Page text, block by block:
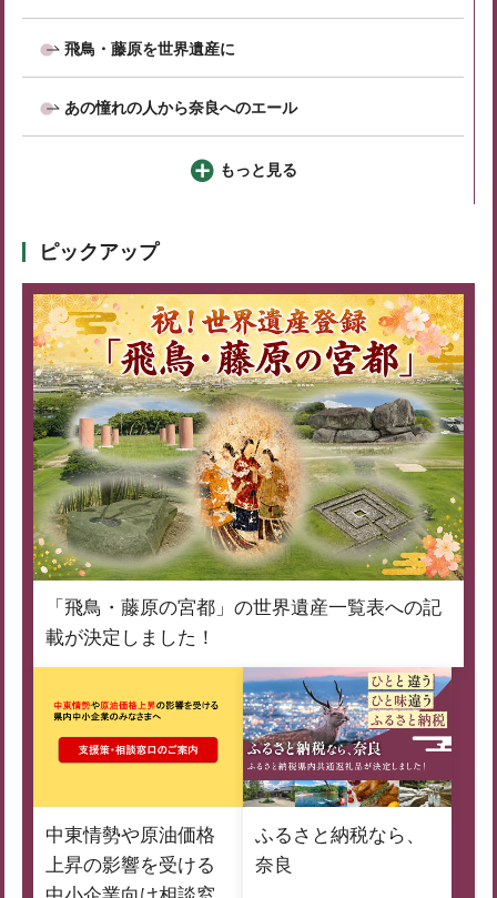
飛鳥・藤原を世界遺産に
あの憧れの人から奈良へのエール
もっと見る
ピックアップ
「飛鳥・藤原の宮都」の世界遺産一覧表への記
載が決定しました！
中東情勢や原油価格
上昇の影響を受ける
ふるさと納税なら、
奈良